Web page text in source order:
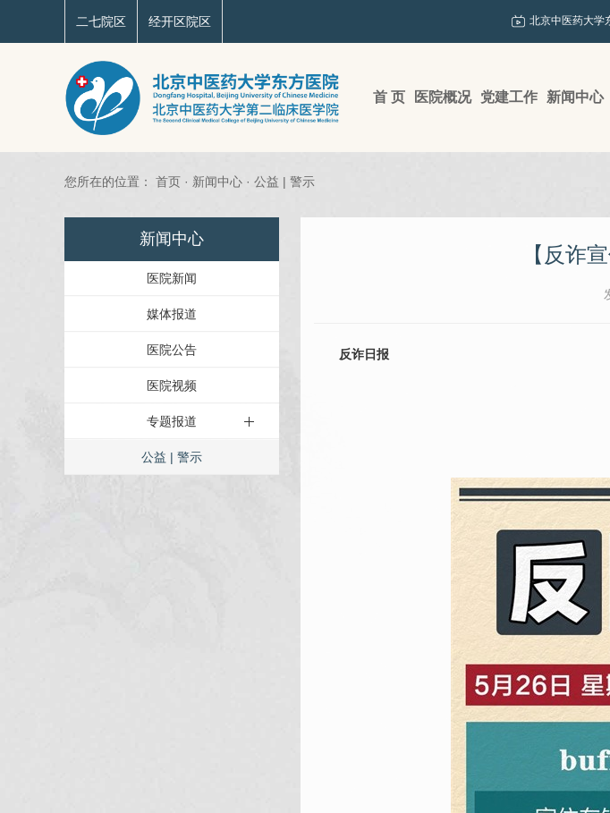
二七院区 经开区院区 北京中医药大学
首 页 医院概况 党建工作 新闻中心
您所在的位置： 首页 · 新闻中心 · 公益 | 警示
新闻中心
医院新闻
媒体报道
医院公告
医院视频
专题报道
公益 | 警示
【反诈
反诈日报